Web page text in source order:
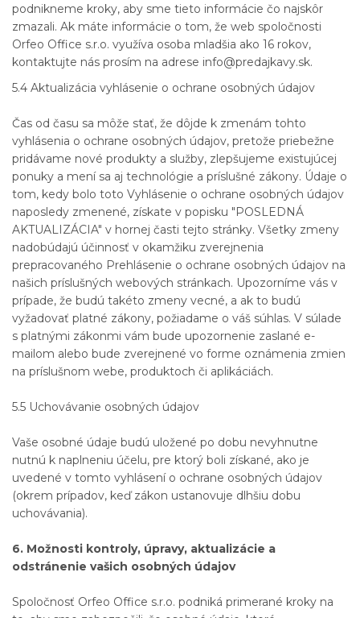
podnikneme kroky, aby sme tieto informácie čo najskôr
zmazali. Ak máte informácie o tom, že web spoločnosti
Orfeo Office s.r.o. využíva osoba mladšia ako 16 rokov,
kontaktujte nás prosím na adrese info@predajkavy.sk.
5.4 Aktualizácia vyhlásenie o ochrane osobných údajov
Čas od času sa môže stať, že dôjde k zmenám tohto
vyhlásenia o ochrane osobných údajov, pretože priebežne
pridávame nové produkty a služby, zlepšujeme existujúcej
ponuky a mení sa aj technológie a príslušné zákony. Údaje o
tom, kedy bolo toto Vyhlásenie o ochrane osobných údajov
naposledy zmenené, získate v popisku "POSLEDNÁ
AKTUALIZÁCIA" v hornej časti tejto stránky. Všetky zmeny
nadobúdajú účinnosť v okamžiku zverejnenia
prepracovaného Prehlásenie o ochrane osobných údajov na
našich príslušných webových stránkach. Upozorníme vás v
prípade, že budú takéto zmeny vecné, a ak to budú
vyžadovať platné zákony, požiadame o váš súhlas. V súlade
s platnými zákonmi vám bude upozornenie zaslané e-
mailom alebo bude zverejnené vo forme oznámenia zmien
na príslušnom webe, produktoch či aplikáciách.
5.5 Uchovávanie osobných údajov
Vaše osobné údaje budú uložené po dobu nevyhnutne
nutnú k naplneniu účelu, pre ktorý boli získané, ako je
uvedené v tomto vyhlásení o ochrane osobných údajov
(okrem prípadov, keď zákon ustanovuje dlhšiu dobu
uchovávania).
6. Možnosti kontroly, úpravy, aktualizácie a
odstránenie vašich osobných údajov
Spoločnosť Orfeo Office s.r.o. podniká primerané kroky na